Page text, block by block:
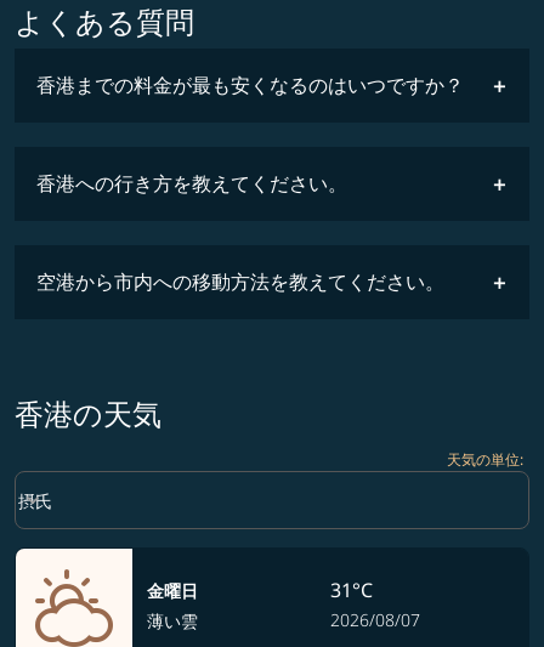
よくある質問
香港までの料金が最も安くなるのはいつですか？
COSMILE
香港への行き方を教えてください。
時刻表
空港から市内への移動方法を教えてください。
香港の天気
天気の単位:
Weather unit option 摂氏 Selected
摂氏
keyboard_arrow_down
金曜日
薄い雲
31°C
2026/08/07